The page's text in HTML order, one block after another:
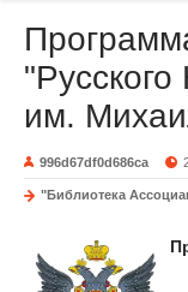
им.
996d67df0d686ca
"Библиотека